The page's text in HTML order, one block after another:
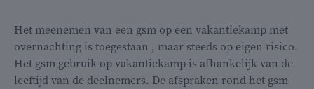
Het meenemen van een gsm op een vakantiekamp met
overnachting is toegestaan , maar steeds op eigen risico.
Het gsm gebruik op vakantiekamp is afhankelijk van de
leeftijd van de deelnemers. De afspraken rond het gsm